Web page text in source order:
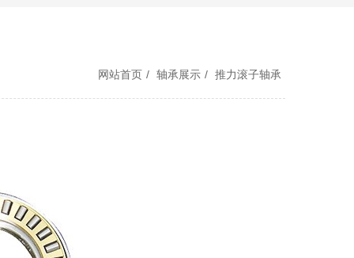
网站首页 / 轴承展示 / 推力滚子轴承